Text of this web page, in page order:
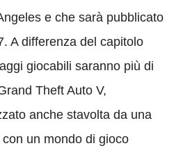
e che sarà pubblicato
A differenza del capitolo
giocabili saranno più di
Theft Auto V,
anche stavolta da una
un mondo di gioco